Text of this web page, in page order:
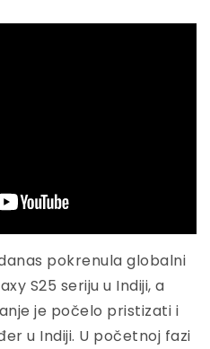
pokrenula globalni
S25 seriju u Indiji, a
je počelo pristizati i
u Indiji. U početnoj fazi